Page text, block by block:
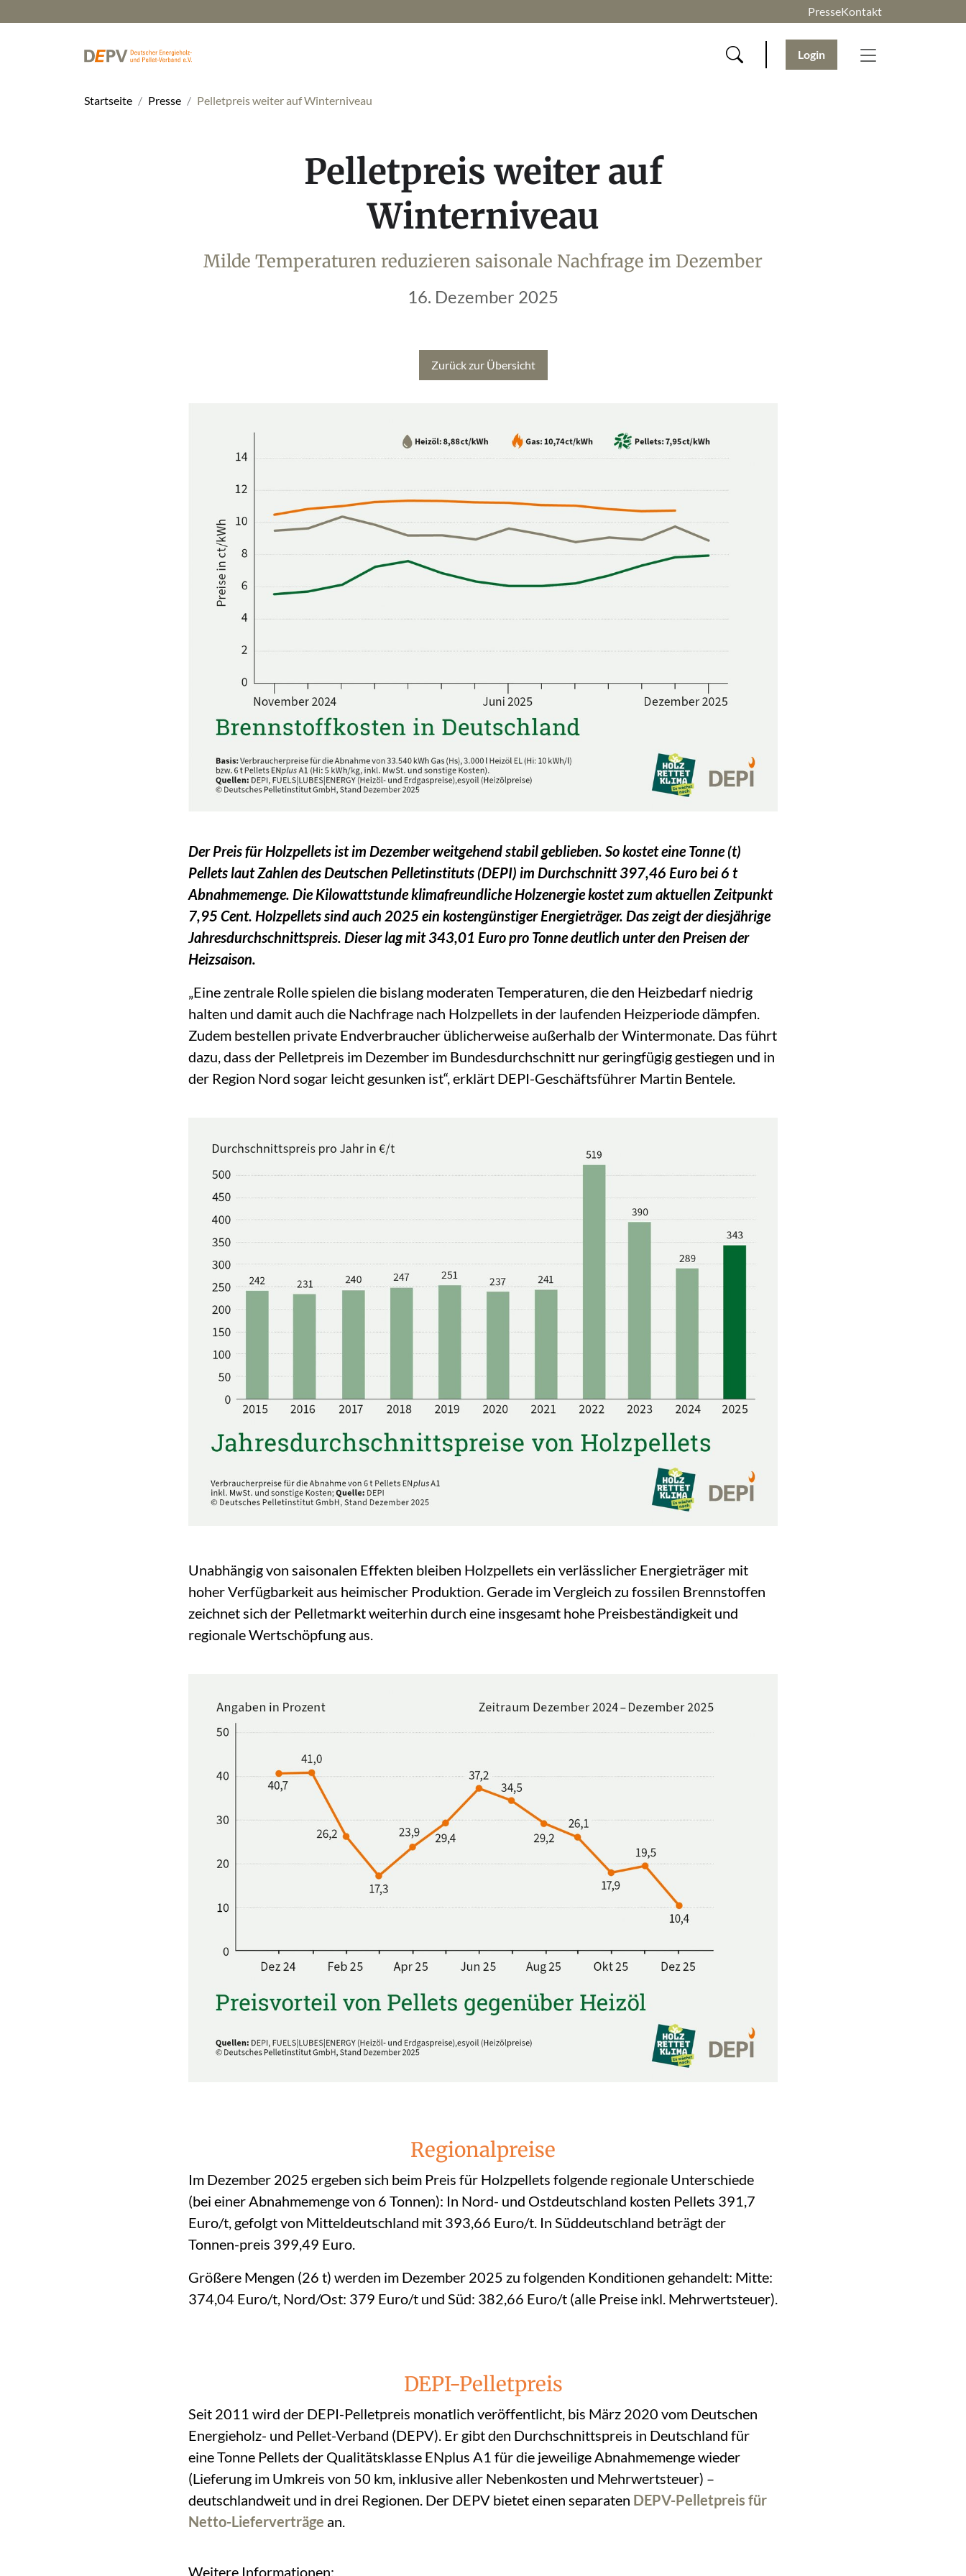
PresseKontakt
Login
Startseite Presse Pelletpreis weiter auf Winterniveau
Pelletpreis weiter auf
Winterniveau
Milde Temperaturen reduzieren saisonale Nachfrage im Dezember
16. Dezember 2025
Zurück zur Übersicht
Der Preis für Holzpellets ist im Dezember weitgehend stabil geblieben. So kostet eine Tonne (t)
Pellets laut Zahlen des Deutschen Pelletinstituts (DEPI) im Durchschnitt 397,46 Euro bei 6 t
Abnahmemenge. Die Kilowattstunde klimafreundliche Holzenergie kostet zum aktuellen Zeitpunkt
7,95 Cent. Holzpellets sind auch 2025 ein kostengünstiger Energieträger. Das zeigt der diesjährige
Jahresdurchschnittspreis. Dieser lag mit 343,01 Euro pro Tonne deutlich unter den Preisen der
Heizsaison.
„Eine zentrale Rolle spielen die bislang moderaten Temperaturen, die den Heizbedarf niedrig
halten und damit auch die Nachfrage nach Holzpellets in der laufenden Heizperiode dämpfen.
Zudem bestellen private Endverbraucher üblicherweise außerhalb der Wintermonate. Das führt
dazu, dass der Pelletpreis im Dezember im Bundesdurchschnitt nur geringfügig gestiegen und in
der Region Nord sogar leicht gesunken ist“, erklärt DEPI-Geschäftsführer Martin Bentele.
Unabhängig von saisonalen Effekten bleiben Holzpellets ein verlässlicher Energieträger mit
hoher Verfügbarkeit aus heimischer Produktion. Gerade im Vergleich zu fossilen Brennstoffen
zeichnet sich der Pelletmarkt weiterhin durch eine insgesamt hohe Preisbeständigkeit und
regionale Wertschöpfung aus.
Regionalpreise
Im Dezember 2025 ergeben sich beim Preis für Holzpellets folgende regionale Unterschiede
(bei einer Abnahmemenge von 6 Tonnen): In Nord- und Ostdeutschland kosten Pellets 391,7
Euro/t, gefolgt von Mitteldeutschland mit 393,66 Euro/t. In Süddeutschland beträgt der
Tonnen-preis 399,49 Euro.
Größere Mengen (26 t) werden im Dezember 2025 zu folgenden Konditionen gehandelt: Mitte:
374,04 Euro/t, Nord/Ost: 379 Euro/t und Süd: 382,66 Euro/t (alle Preise inkl. Mehrwertsteuer).
DEPI-Pelletpreis
Seit 2011 wird der DEPI-Pelletpreis monatlich veröffentlicht, bis März 2020 vom Deutschen
Energieholz- und Pellet-Verband (DEPV). Er gibt den Durchschnittspreis in Deutschland für
eine Tonne Pellets der Qualitätsklasse ENplus A1 für die jeweilige Abnahmemenge wieder
(Lieferung im Umkreis von 50 km, inklusive aller Nebenkosten und Mehrwertsteuer) –
deutschlandweit und in drei Regionen. Der DEPV bietet einen separaten DEPV-Pelletpreis für
Netto-Lieferverträge an.
Weitere Informationen: